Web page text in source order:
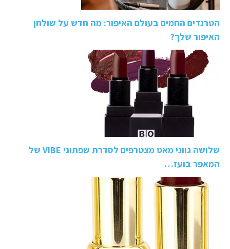
הטרנדים החמים בעולם האיפור: מה חדש על שולחן
האיפור שלך?
שלושה גווני מאט מצטרפים לסדרת שפתוני VIBE של
המאפר בועז…